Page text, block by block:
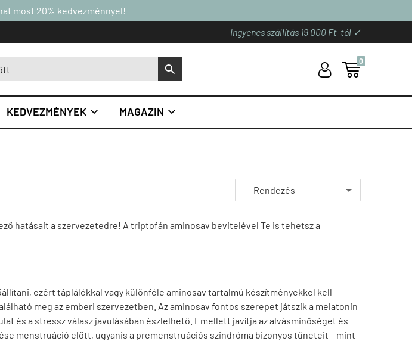
most 20% kedvezménnyel!
Ingyenes szállítás 19 000 Ft-tól ✓
S U 
0
KEDVEZMÉNYEK  MAGAZIN 
hatásait a szervezetedre! A triptofán aminosav bevitelével Te is tehetsz a
ezért táplálékkal vagy különféle aminosav tartalmú készítményekkel kell
meg az emberi szervezetben. Az aminosav fontos szerepet játszik a melatonin
és a stressz válasz javulásában észlelhető. Emellett javítja az alvásminőséget és
menstruáció előtt, ugyanis a premenstruációs szindróma bizonyos tüneteit – mint